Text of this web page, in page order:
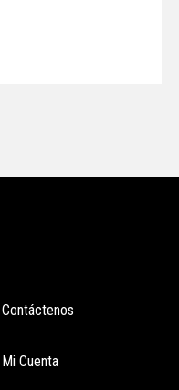
Contáctenos
Mi Cuenta